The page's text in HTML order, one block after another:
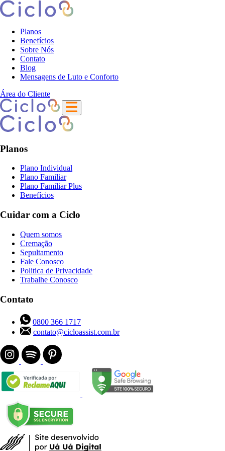
Planos
Benefícios
Sobre Nós
Contato
Blog
Mensagens de Luto e Conforto
Área do Cliente
Planos
Plano Individual
Plano Familiar
Plano Familiar Plus
Benefícios
Cuidar com a Ciclo
Quem somos
Cremação
Sepultamento
Fale Conosco
Politica de Privacidade
Trabalhe Conosco
Contato
0800 366 1717
contato@cicloassist.com.br